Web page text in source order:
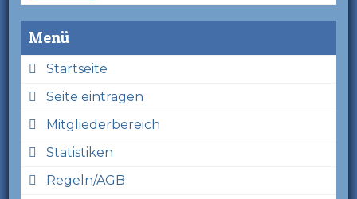
Menü
Startseite
Seite eintragen
Mitgliederbereich
Statistiken
Regeln/AGB